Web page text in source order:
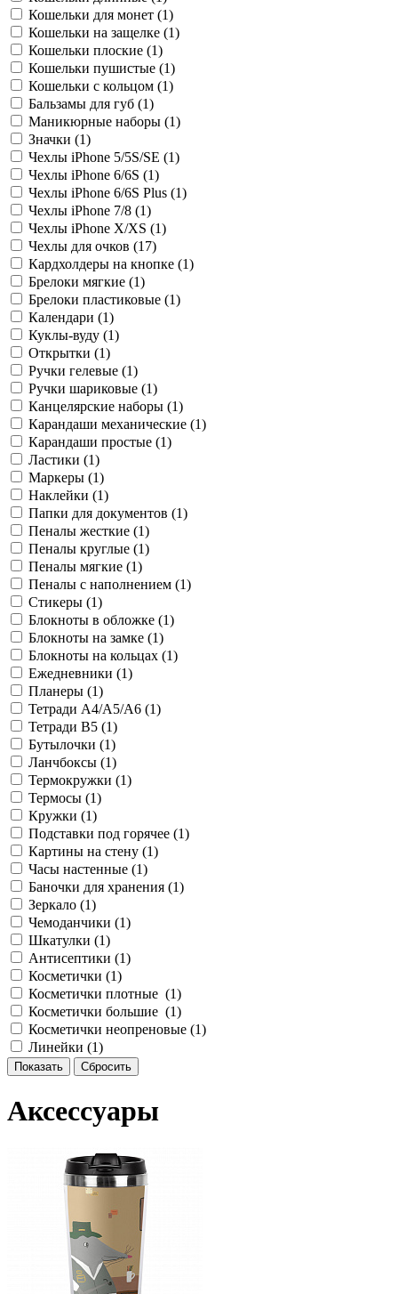
Кошельки для монет (1)
Кошельки на защелке (1)
Кошельки плоские (1)
Кошельки пушистые (1)
Кошельки с кольцом (1)
Бальзамы для губ (1)
Маникюрные наборы (1)
Значки (1)
Чехлы iPhone 5/5S/SE (1)
Чехлы iPhone 6/6S (1)
Чехлы iPhone 6/6S Plus (1)
Чехлы iPhone 7/8 (1)
Чехлы iPhone X/XS (1)
Чехлы для очков (17)
Кардхолдеры на кнопке (1)
Брелоки мягкие (1)
Брелоки пластиковые (1)
Календари (1)
Куклы-вуду (1)
Открытки (1)
Ручки гелевые (1)
Ручки шариковые (1)
Канцелярские наборы (1)
Карандаши механические (1)
Карандаши простые (1)
Ластики (1)
Маркеры (1)
Наклейки (1)
Папки для документов (1)
Пеналы жесткие (1)
Пеналы круглые (1)
Пеналы мягкие (1)
Пеналы с наполнением (1)
Стикеры (1)
Блокноты в обложке (1)
Блокноты на замке (1)
Блокноты на кольцах (1)
Ежедневники (1)
Планеры (1)
Тетради A4/A5/A6 (1)
Тетради B5 (1)
Бутылочки (1)
Ланчбоксы (1)
Термокружки (1)
Термосы (1)
Кружки (1)
Подставки под горячее (1)
Картины на стену (1)
Часы настенные (1)
Баночки для хранения (1)
Зеркало (1)
Чемоданчики (1)
Шкатулки (1)
Антисептики (1)
Косметички (1)
Косметички плотные (1)
Косметички большие (1)
Косметички неопреновые (1)
Линейки (1)
Аксессуары